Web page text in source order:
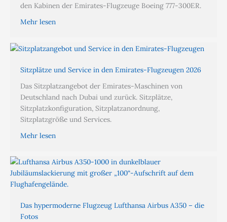
den Kabinen der Emirates-Flugzeuge Boeing 777-300ER.
Mehr lesen
Sitzplätze und Service in den Emirates-Flugzeugen 2026
Das Sitzplatzangebot der Emirates-Maschinen von
Deutschland nach Dubai und zurück. Sitzplätze,
Sitzplatzkonfiguration, Sitzplatzanordnung,
Sitzplatzgröße und Services.
Mehr lesen
Das hypermoderne Flugzeug Lufthansa Airbus A350 – die
Fotos